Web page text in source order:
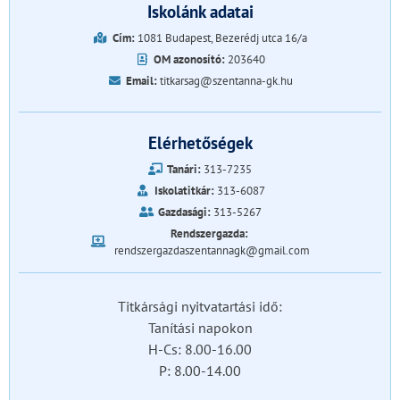
Iskolánk adatai
Cím:1081 Budapest, Bezerédj utca 16/a
OM azonosító: 203640
Email:titkarsag@szentanna-gk.hu
Elérhetőségek
Tanári: 313-7235
Iskolatitkár:313-6087
Gazdasági:313-5267
Rendszergazda:
rendszergazdaszentannagk@gmail.com
Titkársági nyitvatartási idő:
Tanítási napokon
H-Cs: 8.00-16.00
P: 8.00-14.00